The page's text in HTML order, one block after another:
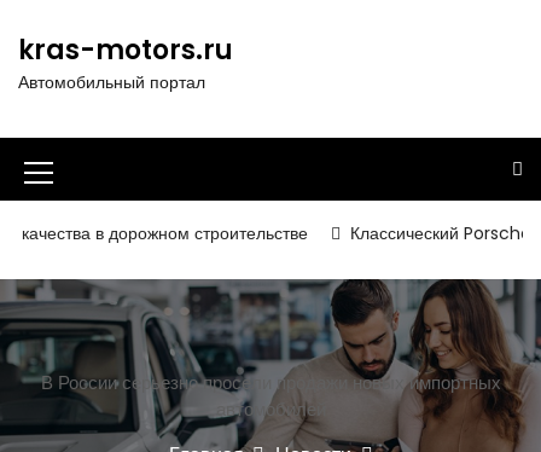
т
к
д
е
р
ж
о
kras-motors.ru
Автомобильный портал
И
к
о
н
к
а
м
в дорожном строительстве Классический Porsche 356
В России серьезно просели продажи новых импортных
автомобилей